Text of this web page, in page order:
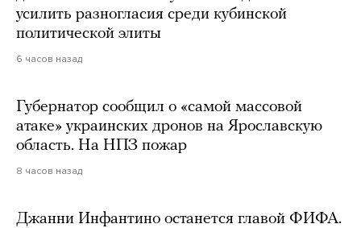
усилить разногласия среди кубинской
политической элиты
6 часов назад
Губернатор сообщил о «самой массовой
атаке» украинских дронов на Ярославскую
область. На НПЗ пожар
8 часов назад
Джанни Инфантино останется главой ФИФА.